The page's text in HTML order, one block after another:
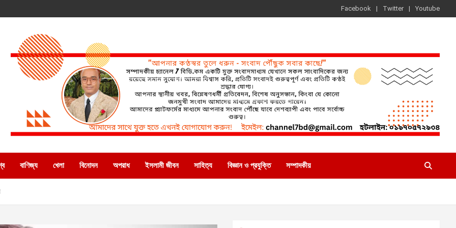
Facebook Twitter Youtube
বাণিজ্য খেলা বিনোদন অপরাধ ইসলামী জীবন সাহিত্য বিজ্ঞান ও প্রযুক্তি সম্পাদকীয়